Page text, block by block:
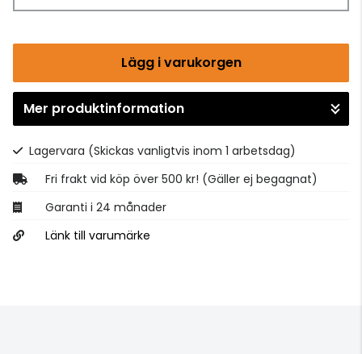
Lägg i varukorgen
Gå till kassan
Mer produktinformation
Lagervara (Skickas vanligtvis inom 1 arbetsdag)
Fri frakt vid köp över 500 kr! (Gäller ej begagnat)
Garanti i 24 månader
Länk till varumärke